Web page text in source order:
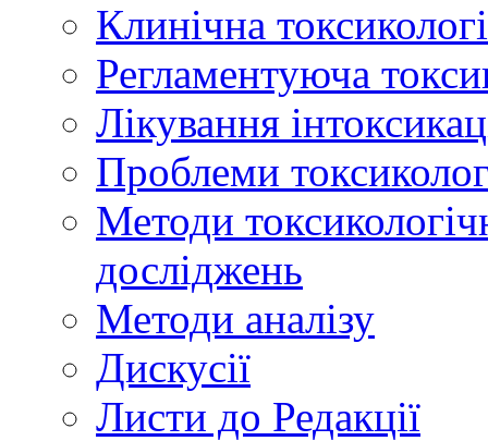
Клинічна
Регламентуюча
Лікування
Проблеми
Методи
досліджень
Методи аналізу
Дискусії
Листи до Редакції